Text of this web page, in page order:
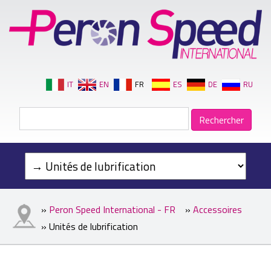
IT EN FR ES DE RU
» Peron Speed International - FR » Accessoires
» Unités de lubrification